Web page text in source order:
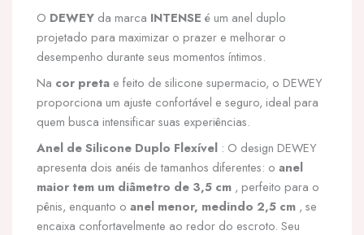
2
O DEWEY da marca INTENSE é um anel duplo
projetado para maximizar o prazer e melhorar o
desempenho durante seus momentos íntimos.
Na cor preta e feito de silicone supermacio, o DEWEY
proporciona um ajuste confortável e seguro, ideal para
quem busca intensificar suas experiências.
Anel de Silicone Duplo Flexível : O design DEWEY
apresenta dois anéis de tamanhos diferentes: o anel
maior tem um diâmetro de 3,5 cm , perfeito para o
pênis, enquanto o anel menor, medindo 2,5 cm , se
encaixa confortavelmente ao redor do escroto. Seu